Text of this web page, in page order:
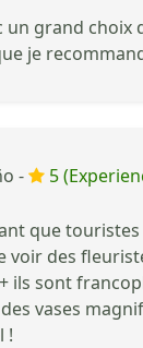
un grand choix
je
-
5
que touristes
voir des
ils sont
vases
!